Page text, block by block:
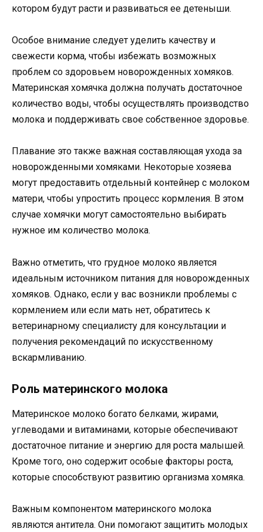
котором будут расти и развиваться ее детеныши.
Особое внимание следует уделить качеству и
свежести корма, чтобы избежать возможных
проблем со здоровьем новорожденных хомяков.
Материнская хомячка должна получать достаточное
количество воды, чтобы осуществлять производство
молока и поддерживать свое собственное здоровье.
Плавание это также важная составляющая ухода за
новорожденными хомяками. Некоторые хозяева
могут предоставить отдельный контейнер с молоком
матери, чтобы упростить процесс кормления. В этом
случае хомячки могут самостоятельно выбирать
нужное им количество молока.
Важно отметить, что грудное молоко является
идеальным источником питания для новорожденных
хомяков. Однако, если у вас возникли проблемы с
кормлением или если мать нет, обратитесь к
ветеринарному специалисту для консультации и
получения рекомендаций по искусственному
вскармливанию.
Роль материнского молока
Материнское молоко богато белками, жирами,
углеводами и витаминами, которые обеспечивают
достаточное питание и энергию для роста малышей.
Кроме того, оно содержит особые факторы роста,
которые способствуют развитию организма хомяка.
Важным компонентом материнского молока
являются антитела. Они помогают защитить молодых